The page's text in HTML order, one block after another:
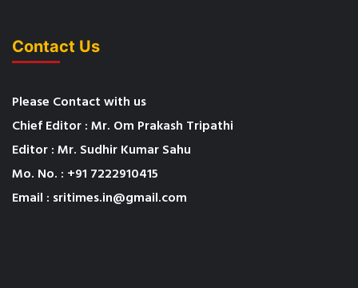
Contact Us
Please Contact with us
Chief Editor : Mr. Om Prakash Tripathi
Editor : Mr. Sudhir Kumar Sahu
Mo. No. : +91 7222910415
Email : sritimes.in@gmail.com